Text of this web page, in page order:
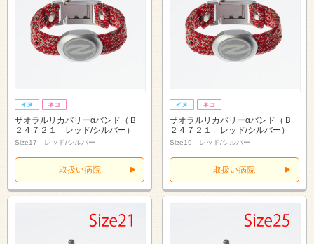
ザオラルリカバリーαバンド（Ｂ
２４７２１ レッド/シルバー）
Size17 レッド/シルバー
取扱い病院
ザオラルリカバリーαバンド（Ｂ
２４７２１ レッド/シルバー）
Size19 レッド/シルバー
取扱い病院